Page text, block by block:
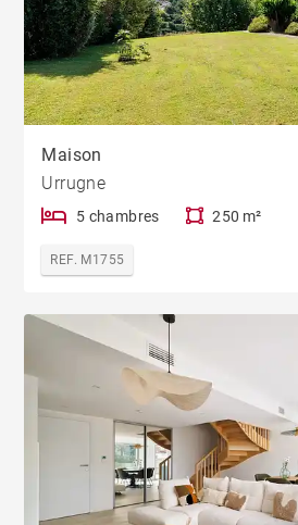
Maison
Urrugne
5 chambres 250 m²
REF. M1755